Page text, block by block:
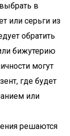
в
или серьги из
обратить
бижутерию
могут
где будет
или
решаются